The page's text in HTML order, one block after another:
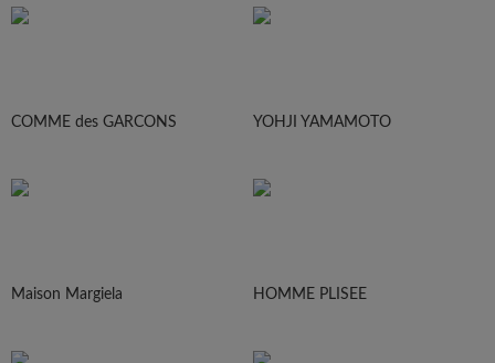
COMME des GARCONS YOHJI YAMAMOTO
Maison Margiela HOMME PLISEE